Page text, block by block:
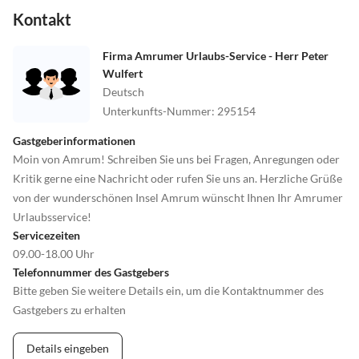
Kontakt
Firma Amrumer Urlaubs-Service - Herr Peter
Wulfert
Deutsch
Unterkunfts-Nummer: 295154
Gastgeberinformationen
Moin von Amrum! Schreiben Sie uns bei Fragen, Anregungen oder
Kritik gerne eine Nachricht oder rufen Sie uns an. Herzliche Grüße
von der wunderschönen Insel Amrum wünscht Ihnen Ihr Amrumer
Urlaubsservice!
Servicezeiten
09.00-18.00 Uhr
Telefonnummer des Gastgebers
Bitte geben Sie weitere Details ein, um die Kontaktnummer des
Gastgebers zu erhalten
Details eingeben